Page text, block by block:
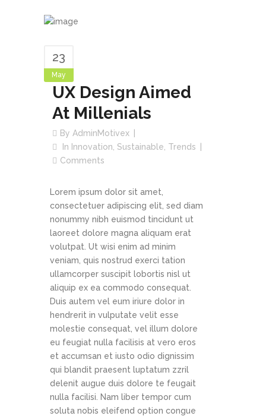
23
May
UX Design Aimed
At Millenials
By AdminMotivex
In Innovation Sustainable Trends
Comments
Lorem ipsum dolor sit amet,
consectetuer adipiscing elit, sed diam
nonummy nibh euismod tincidunt ut
laoreet dolore magna aliquam erat
volutpat. Ut wisi enim ad minim
veniam, quis nostrud exerci tation
ullamcorper suscipit lobortis nisl ut
aliquip ex ea commodo consequat.
Duis autem vel eum iriure dolor in
hendrerit in vulputate velit esse
molestie consequat, vel illum dolore
eu feugiat nulla facilisis at vero eros
et accumsan et iusto odio dignissim
qui blandit praesent luptatum zzril
delenit augue duis dolore te feugait
nulla facilisi. Nam liber tempor cum
soluta nobis eleifend option congue